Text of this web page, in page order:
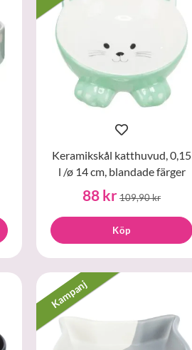
Keramikskål katthuvud, 0,15
l /ø 14 cm, blandade färger
88 kr109,90 kr
Köp
Kampanj